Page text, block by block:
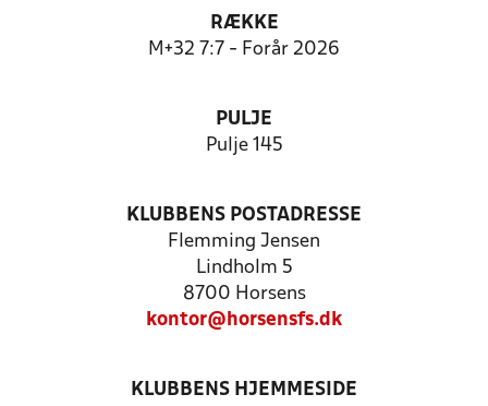
RÆKKE
M+32 7:7 - Forår 2026
PULJE
Pulje 145
KLUBBENS POSTADRESSE
Flemming Jensen
Lindholm 5
8700 Horsens
kontor@horsensfs.dk
KLUBBENS HJEMMESIDE